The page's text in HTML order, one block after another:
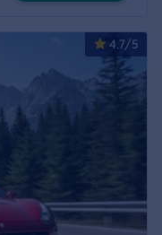
4.7/5